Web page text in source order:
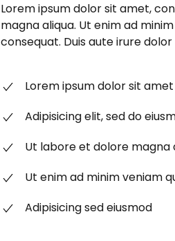
Lorem ipsum dolor sit amet,
magna aliqua. Ut enim ad
consequat. Duis aute irure
Lorem ipsum dolor sit
Adipisicing elit, sed do
Ut labore et dolore magna
Ut enim ad minim veniam
Adipisicing sed eiusmod